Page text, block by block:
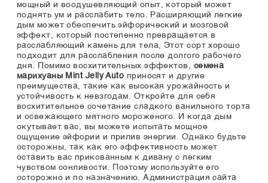
мощный и воодушевляющий опыт, который может
поднять ум и расслабить тело. Расширяющий легкие
дым может обеспечить эйфорический и мозговой
эффект, который постепенно превращается в
расслабляющий камень для тела, Этот сорт хорошо
подходит для расслабления после долгого рабочего
дня. Помимо восхитительных эффектов, семена
марихуаны Mint Jelly Auto приносят и другие
преимущества, такие как высокая урожайность и
устойчивость к невзгодам. Откройте для себя
восхитительное сочетание сладкого ванильного торта
и освежающего мятного мороженого. И когда дым
окутывает вас, вы можете испытать мощное
ощущение эйфории и прилив энергии. Однако будьте
осторожны, так как его эффективность может
оставить вас прикованным к дивану с легким
чувством сонливости. Поэтому используйте его
осторожно и по назначению. Администрация сайта